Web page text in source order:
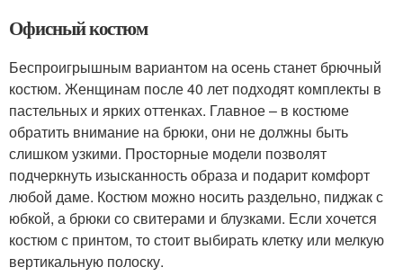
Офисный костюм
Беспроигрышным вариантом на осень станет брючный
костюм. Женщинам после 40 лет подходят комплекты в
пастельных и ярких оттенках. Главное – в костюме
обратить внимание на брюки, они не должны быть
слишком узкими. Просторные модели позволят
подчеркнуть изысканность образа и подарит комфорт
любой даме. Костюм можно носить раздельно, пиджак с
юбкой, а брюки со свитерами и блузками. Если хочется
костюм с принтом, то стоит выбирать клетку или мелкую
вертикальную полоску.